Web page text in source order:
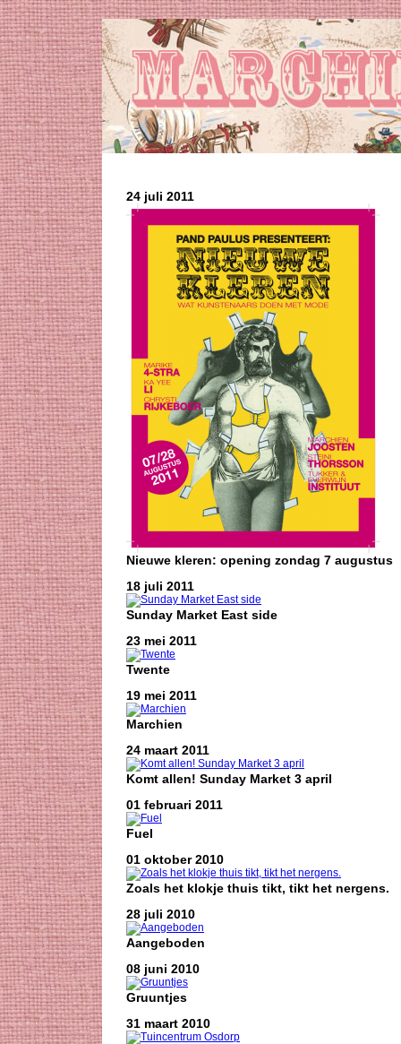
24 juli 2011
Nieuwe kleren: opening zondag 7 augustus
18 juli 2011
Sunday Market East side
23 mei 2011
Twente
19 mei 2011
Marchien
24 maart 2011
Komt allen! Sunday Market 3 april
01 februari 2011
Fuel
01 oktober 2010
Zoals het klokje thuis tikt, tikt het nergens.
28 juli 2010
Aangeboden
08 juni 2010
Gruuntjes
31 maart 2010